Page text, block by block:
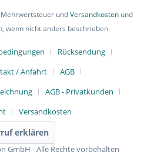
undVersandkostenund
wenn nicht anders beschrieben
Rücksendung
/ Anfahrt
AGB
AGB - Privatkunden
Versandkosten
erklären
GmbH - Alle Rechte vorbehalten